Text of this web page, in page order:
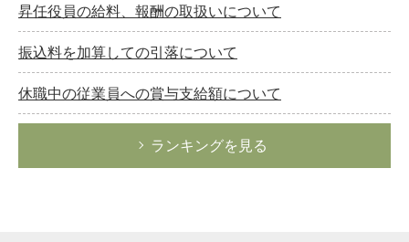
昇任役員の給料、報酬の取扱いについて
振込料を加算しての引落について
休職中の従業員への賞与支給額について
ランキングを見る